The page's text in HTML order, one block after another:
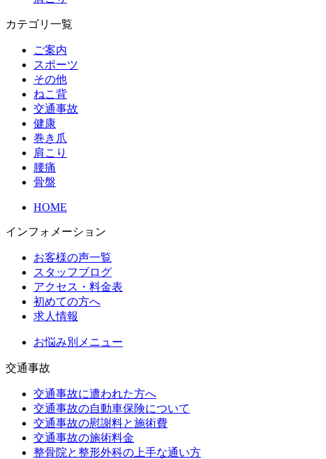
カテゴリ一覧
ご案内
スポーツ
その他
ねこ背
交通事故
健康
巻き爪
肩こり
腰痛
骨盤
HOME
インフォメーション
お客様の声一覧
スタッフブログ
アクセス・料金表
初めての方へ
求人情報
お悩み別メニュー
交通事故
交通事故に遭われた方へ
交通事故の自動車保険について
交通事故の慰謝料と施術費
交通事故の施術料金
整骨院と整形外科の上手な通い方